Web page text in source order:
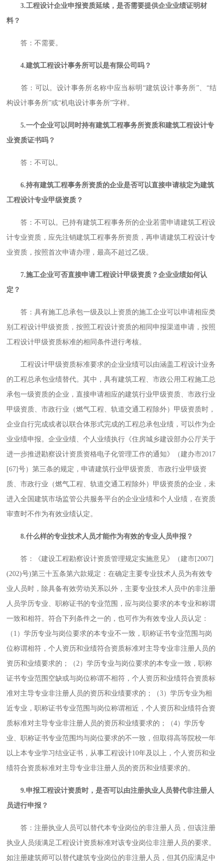
3.工程设计企业申报资质延续，是否需要提供企业业绩证明材
料？
答：不需要。
4.建筑工程设计事务所可以是有限公司吗？
答：可以。设计事务所名称中应当标明“建筑设计事务所”、“结
构设计事务所”或“机电设计事务所”字样。
5.一个企业可以同时持有建筑工程事务所资质和建筑工程设计专
业资质证书吗？
答：不可以。
6.持有建筑工程事务所资质的企业是否可以直接申请核定为建筑
工程设计专业甲级资质？
答：不可以。已持有建筑工程事务所的企业若需申请建筑工程设
计专业资质，应先注销建筑工程事务所资质，再申请建筑工程设计专
业资质，按照首次申请办理，最高不超过乙级。
7.施工企业可否直接申请工程设计甲级资质？企业业绩如何认
定？
答：具有施工总承包一级及以上资质的施工企业可以申请相应类
别工程设计甲级资质，按照工程设计资质的相同申报渠道申请，按照
工程设计甲级资质标准的相同条件进行考核。
工程设计甲级资质标准要求的企业业绩可以由涵盖工程设计业务
的工程总承包业绩替代。其中，具有建筑工程、市政公用工程施工总
承包一级资质的企业，直接申请相应的建筑行业甲级资质、市政行业
甲级资质、市政行业（燃气工程、轨道交通工程除外）甲级资质时，
企业自行完成或者以联合体形式完成的工程总承包业绩，可以作为企
业业绩申报。企业业绩、个人业绩执行《住房城乡建设部办公厅关于
进一步推进勘察设计资质资格电子化管理工作的通知》（建办市2017
[67]号）第三条的规定，申请建筑行业甲级资质、市政行业甲级资
质、市政行业（燃气工程、轨道交通工程除外）甲级资质的企业，未
进入全国建筑市场监管公共服务平台的企业业绩和个人业绩，在资质
审查时不作为有效业绩认定。
8.什么样的专业技术人员才能作为有效的专业人员申报？
答：《建设工程勘察设计资质管理规定实施意见》（建市[2007]
(202)号)第三十五条第六款规定：在确定主要专业技术人员为有效专
业人员时，除具备有效劳动关系以外，主要专业技术人员中的非注册
人员学历专业、职称证书的专业范围，应与岗位要求的本专业和称谓
一致和相符。符合下列条件之一的，也可作为有效专业人员认定：
（1）学历专业与岗位要求的本专业不一致，职称证书专业范围与岗
位称谓相符，个人资历和业绩符合资质标准对主导专业非注册人员的
资历和业绩要求的；（2）学历专业与岗位要求的本专业一致，职称
证书专业范围空缺或与岗位称谓不相符，个人资历和业绩符合资质标
准对主导专业非注册人员的资历和业绩要求的；（3）学历专业为相
近专业，职称证书专业范围与岗位称谓相近，个人资历和业绩符合资
质标准对主导专业非注册人员的资历和业绩要求的；（4）学历专
业、职称证书专业范围均与岗位要求的不一致，但取得高等院校一年
以上本专业学习结业证书，从事工程设计10年及以上，个人资历和业
绩符合资质标准对主导专业非注册人员的资历和业绩要求的。
9.申报工程设计资质时，是否可以由注册执业人员替代非注册人
员进行申报？
答：注册执业人员可以替代本专业岗位的非注册人员，但该注册
执业人员须满足工程设计资质标准对该专业岗位非注册人员的要求。
如注册建筑师可以替代建筑专业岗位的非注册人员，但其仍应满足中